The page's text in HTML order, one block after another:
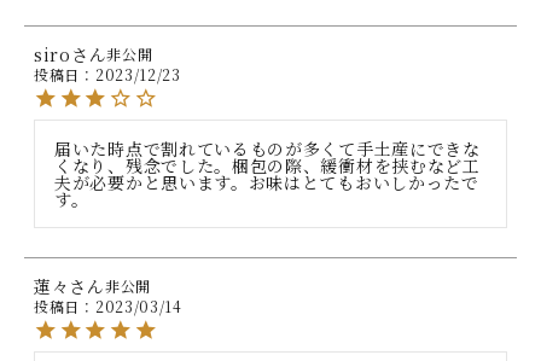
siro
非公開
投稿日
2023/12/23
届いた時点で割れているものが多くて手土産にできな
くなり、残念でした。梱包の際、緩衝材を挟むなど工
夫が必要かと思います。お味はとてもおいしかったで
す。
蓮々
非公開
投稿日
2023/03/14